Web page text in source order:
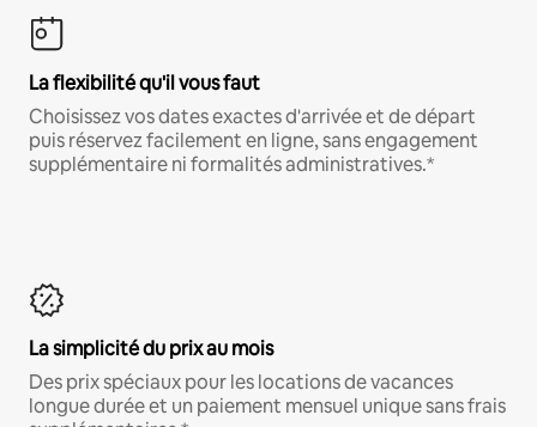
La flexibilité qu'il vous faut
Choisissez vos dates exactes d'arrivée et de départ
puis réservez facilement en ligne, sans engagement
supplémentaire ni formalités administratives.*
La simplicité du prix au mois
Des prix spéciaux pour les locations de vacances
longue durée et un paiement mensuel unique sans frais